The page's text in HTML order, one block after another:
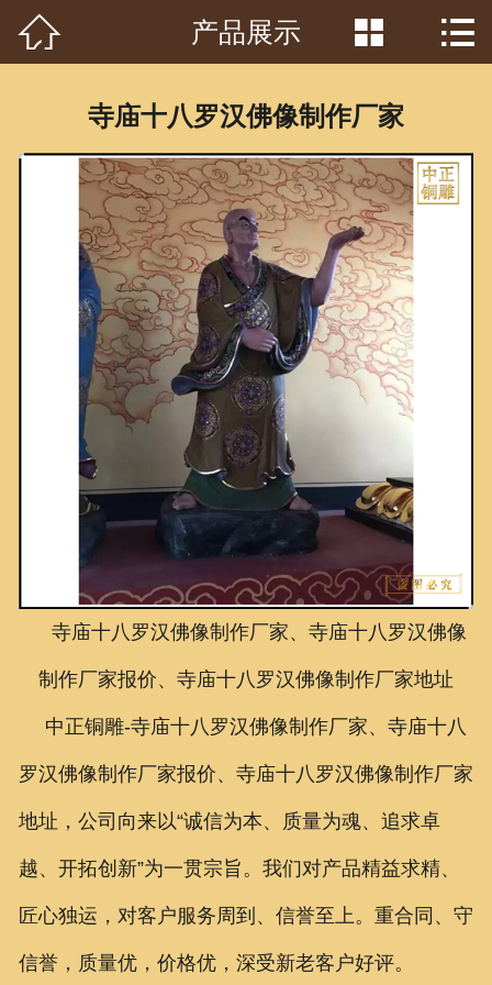
首页
产品中心
客户见证
常识问答
新闻资讯
泥塑鉴赏
联系我们
 产品展示  
寺庙十八罗汉佛像制作厂家
寺庙十八罗汉佛像制作厂家、寺庙十八罗汉佛像
制作厂家报价、寺庙十八罗汉佛像制作厂家地址
中正铜雕-寺庙十八罗汉佛像制作厂家、 寺庙十八
罗汉佛像制作厂家报价、 寺庙十八罗汉佛像制作厂家
地址 ，公司向来以“诚信为本、质量为魂、追求卓
越、开拓创新”为一贯宗旨。我们对产品精益求精、
匠心独运，对客户服务周到、信誉至上。重合同、守
信誉，质量优，价格优，深受新老客户好评。